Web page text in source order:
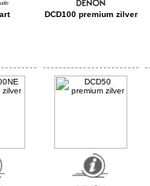
DCD100 premium zilver